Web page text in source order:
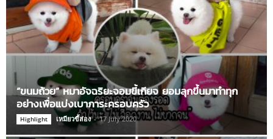
“ขนมถ้วย” หมาอัจฉริยะจอมขี้เกียจ ยอมลุกขึ้นมาทำทุก
อย่างเพื่อแบ่งเบาภาระครอบครัว
Highlight เหมียวขี้ส่อง - 17 July 2020